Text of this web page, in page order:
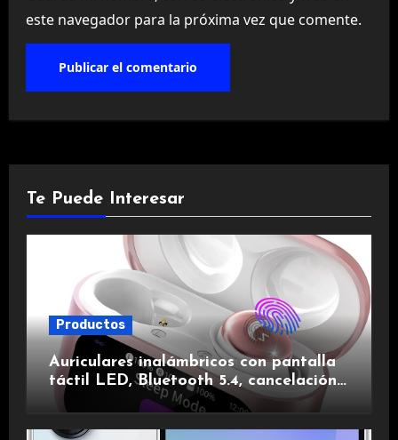
este navegador para la próxima vez que comente.
Te Puede Interesar
Productos
Auriculares inalámbricos con pantalla
táctil LED, Bluetooth 5.4, cancelación
de ruido, impermeables y de larga
duración.